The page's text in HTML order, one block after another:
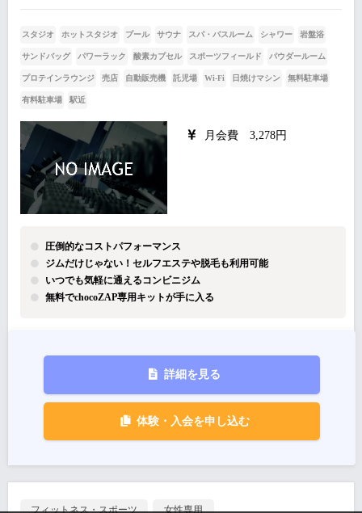
スタジオ ホットスタジオ プール サウナ スパ・バスルーム シャワー 岩盤浴
サンドバッグ パワーラック 酸素カプセル スポーツフィールド パウダールーム
プロテインラウンジ 売店 自動販売機 託児場 Wi-Fi 日焼けマシン 無料駐車場
有料駐車場 駅近
月会費 3,278円
圧倒的なコストパフォーマンス
ジムだけじゃない！セルフエステや脱毛も利用可能
いつでも気軽に通えるコンビニジム
無料でchocoZAP専用キットが手に入る
詳細を見る
体験・入会を申し込む
フィットネス・スポーツ 女性専用